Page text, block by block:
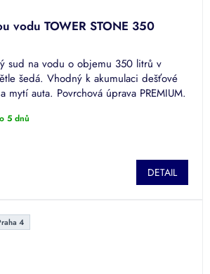
vodu TOWER STONE 350
sud na vodu o objemu 350 litrů v
šedá. Vhodný k akumulaci dešťové
mytí auta. Povrchová úprava PREMIUM.
5 dnů
DETAIL
4